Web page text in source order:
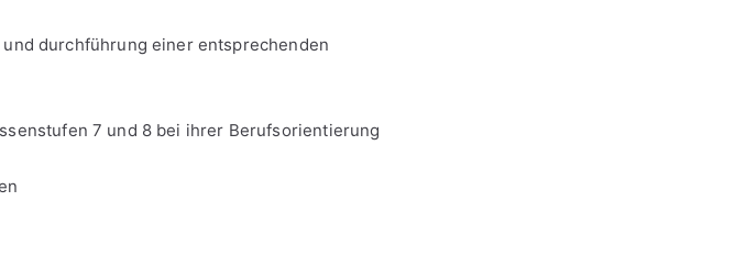
durchführung einer entsprechenden
7 und 8 bei ihrer Berufsorientierung